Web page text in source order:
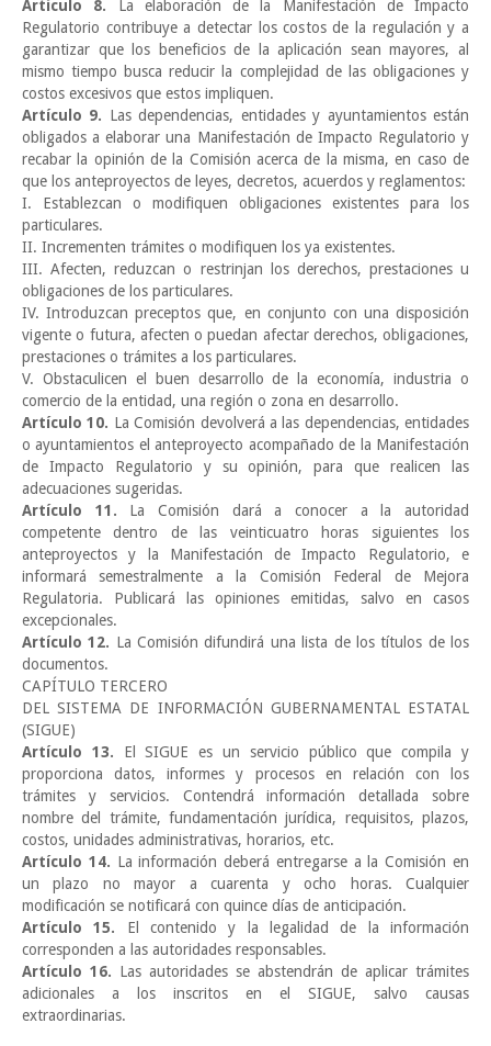
Artículo 8. La elaboración de la Manifestación de Impacto
Regulatorio contribuye a detectar los costos de la regulación y a
garantizar que los beneficios de la aplicación sean mayores, al
mismo tiempo busca reducir la complejidad de las obligaciones y
costos excesivos que estos impliquen.
Artículo 9. Las dependencias, entidades y ayuntamientos están
obligados a elaborar una Manifestación de Impacto Regulatorio y
recabar la opinión de la Comisión acerca de la misma, en caso de
que los anteproyectos de leyes, decretos, acuerdos y reglamentos:
I. Establezcan o modifiquen obligaciones existentes para los
particulares.
II. Incrementen trámites o modifiquen los ya existentes.
III. Afecten, reduzcan o restrinjan los derechos, prestaciones u
obligaciones de los particulares.
IV. Introduzcan preceptos que, en conjunto con una disposición
vigente o futura, afecten o puedan afectar derechos, obligaciones,
prestaciones o trámites a los particulares.
V. Obstaculicen el buen desarrollo de la economía, industria o
comercio de la entidad, una región o zona en desarrollo.
Artículo 10. La Comisión devolverá a las dependencias, entidades
o ayuntamientos el anteproyecto acompañado de la Manifestación
de Impacto Regulatorio y su opinión, para que realicen las
adecuaciones sugeridas.
Artículo 11. La Comisión dará a conocer a la autoridad
competente dentro de las veinticuatro horas siguientes los
anteproyectos y la Manifestación de Impacto Regulatorio, e
informará semestralmente a la Comisión Federal de Mejora
Regulatoria. Publicará las opiniones emitidas, salvo en casos
excepcionales.
Artículo 12. La Comisión difundirá una lista de los títulos de los
documentos.
CAPÍTULO TERCERO
DEL SISTEMA DE INFORMACIÓN GUBERNAMENTAL ESTATAL
(SIGUE)
Artículo 13. El SIGUE es un servicio público que compila y
proporciona datos, informes y procesos en relación con los
trámites y servicios. Contendrá información detallada sobre
nombre del trámite, fundamentación jurídica, requisitos, plazos,
costos, unidades administrativas, horarios, etc.
Artículo 14. La información deberá entregarse a la Comisión en
un plazo no mayor a cuarenta y ocho horas. Cualquier
modificación se notificará con quince días de anticipación.
Artículo 15. El contenido y la legalidad de la información
corresponden a las autoridades responsables.
Artículo 16. Las autoridades se abstendrán de aplicar trámites
adicionales a los inscritos en el SIGUE, salvo causas
extraordinarias.